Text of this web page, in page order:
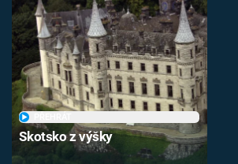
Skotsko z výšky